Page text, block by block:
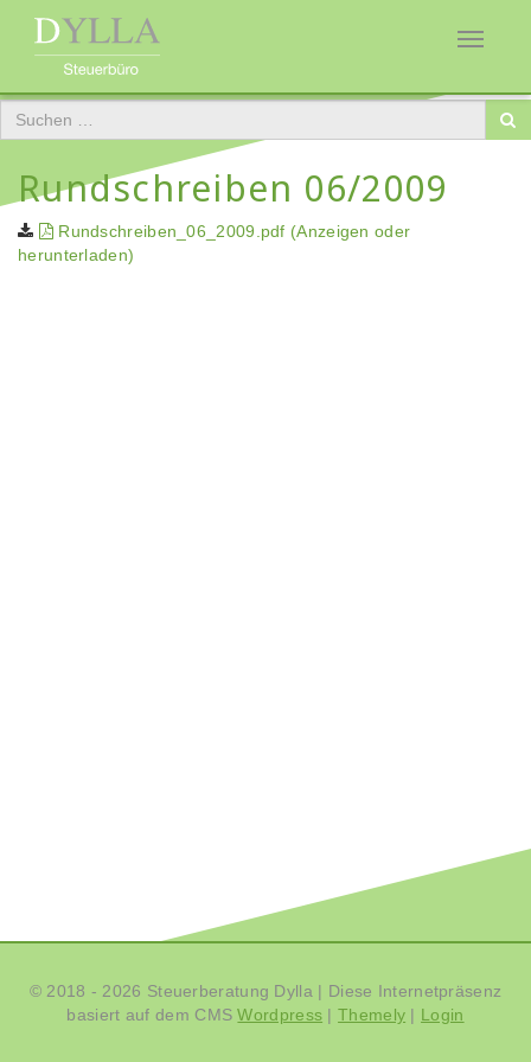
Toggle
Rundschreiben 06/2009
Rundschreiben_06_2009.pdf (Anzeigen oder
herunterladen)
© 2018 - 2026 Steuerberatung Dylla | Diese Internetpräsenz
basiert auf dem CMSWordpress |Themely | Login